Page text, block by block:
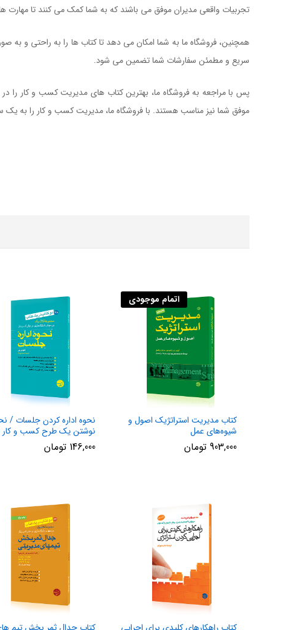
تجربیات واقعی مدیران موفق می باشند که به شما کمک می کنند تا
همچنین، فروشگاه ما به شما امکان می دهد تا کتاب ها را به راحتی و به
سریع و مطمئن سفارشات شما تضمین می شود.
پس با مراجعه به فروشگاه ما، بهترین کتاب های مدیریت کسب و کار را
موفق شما نیز مناسب هستند. با فروشگاه ما، مدیریت کسب و کار را به
اتمام موجودی
کتاب مدیریت استراتژیک اصول و
شیوه‌های عمل
903,000 تومان
نحوه اداره کردن جلسات /
نوشتن یک طرح کسب و کار
146,000 تومان